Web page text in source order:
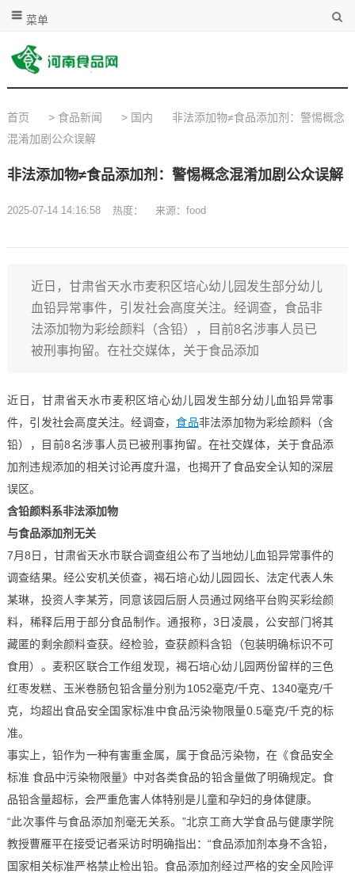
菜单
首页 > 食品新闻 > 国内
非法添加物≠食品添加剂：警惕概念
混淆加剧公众误解
非法添加物≠食品添加剂：警惕概念混淆加剧公众误解
2025-07-14 14:16:58 热度： 来源：food
近日，甘肃省天水市麦积区培心幼儿园发生部分幼儿
血铅异常事件，引发社会高度关注。经调查，食品非
法添加物为彩绘颜料（含铅），目前8名涉事人员已
被刑事拘留。在社交媒体，关于食品添加
近日，甘肃省天水市麦积区培心幼儿园发生部分幼儿血铅异常事
件，引发社会高度关注。经调查，食品非法添加物为彩绘颜料（含
铅），目前8名涉事人员已被刑事拘留。在社交媒体，关于食品添
加剂违规添加的相关讨论再度升温，也揭开了食品安全认知的深层
误区。
含铅颜料系非法添加物
与食品添加剂无关
7月8日，甘肃省天水市联合调查组公布了当地幼儿血铅异常事件的
调查结果。经公安机关侦查，褐石培心幼儿园园长、法定代表人朱
某琳，投资人李某芳，同意该园后厨人员通过网络平台购买彩绘颜
料，稀释后用于部分食品制作。通报称，3日凌晨，公安部门将其
藏匿的剩余颜料查获。经检验，查获颜料含铅（包装明确标识不可
食用）。麦积区联合工作组发现，褐石培心幼儿园两份留样的三色
红枣发糕、玉米卷肠包铅含量分别为1052毫克/千克、1340毫克/千
克，均超出食品安全国家标准中食品污染物限量0.5毫克/千克的标
准。
事实上，铅作为一种有害重金属，属于食品污染物，在《食品安全
标准 食品中污染物限量》中对各类食品的铅含量做了明确规定。食
品铅含量超标，会严重危害人体特别是儿童和孕妇的身体健康。
“此次事件与食品添加剂毫无关系。”北京工商大学食品与健康学院
教授曹雁平在接受记者采访时明确指出：“食品添加剂本身不含铅，
国家相关标准严格禁止检出铅。食品添加剂经过严格的安全风险评